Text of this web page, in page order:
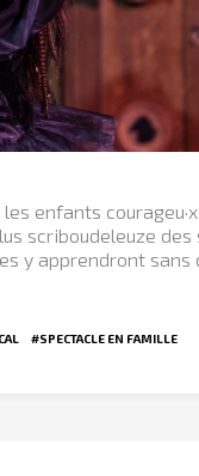
enfants
scriboudeleuze des
y apprendront sans
#SPECTACLE EN FAMILLE